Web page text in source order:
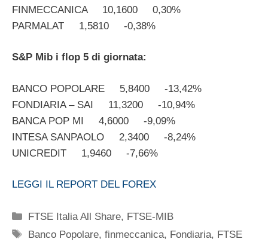
FINMECCANICA 10,1600 0,30%
PARMALAT 1,5810 -0,38%
S&P Mib i flop 5 di giornata:
BANCO POPOLARE 5,8400 -13,42%
FONDIARIA – SAI 11,3200 -10,94%
BANCA POP MI 4,6000 -9,09%
INTESA SANPAOLO 2,3400 -8,24%
UNICREDIT 1,9460 -7,66%
LEGGI IL REPORT DEL FOREX
Categorie
FTSE Italia All Share, FTSE-MIB
Tag
Banco Popolare,finmeccanica, Fondiaria, FTSE